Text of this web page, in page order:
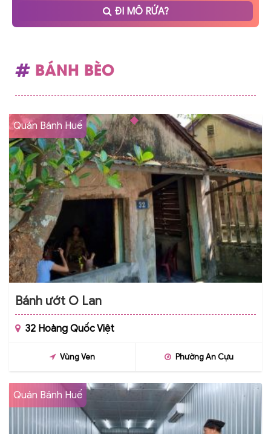
ĐI MÔ RỨA?
BÁNH BÈO
Quán Bánh Huế
Bánh ướt O Lan
32 Hoàng Quốc Việt
Vùng Ven Phường An Cựu
Quán Bánh Huế